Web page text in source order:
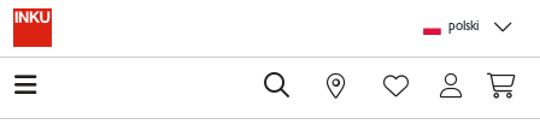
Skip to main content
polski
0